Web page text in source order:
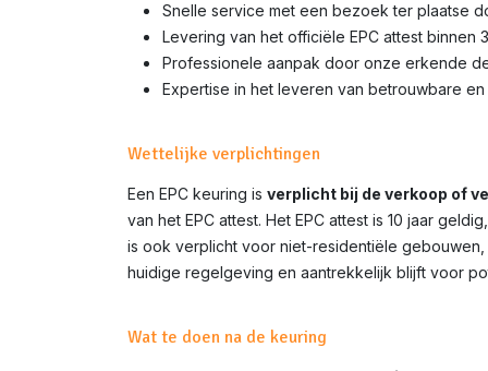
Snelle service met een bezoek ter plaatse
Levering van het officiële EPC attest
Professionele aanpak door onze erkende
Expertise in het leveren van betrouwbare
Wettelijke verplichtingen
Een EPC keuring is verplicht bij de verkoop of
van het EPC attest. Het EPC attest is 10 jaar
is ook verplicht voor niet-residentiële
huidige regelgeving en aantrekkelijk blijft voor
Wat te doen na de keuring